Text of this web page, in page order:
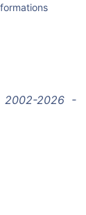
2002-2026 -